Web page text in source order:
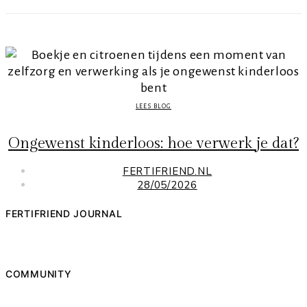
LEES BLOG
Ongewenst kinderloos: hoe verwerk je dat?
FERTIFRIEND.NL
28/05/2026
FERTIFRIEND JOURNAL
COMMUNITY